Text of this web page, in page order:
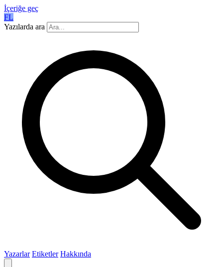
İçeriğe geç
FL
Yazılarda ara
Yazarlar Etiketler Hakkında